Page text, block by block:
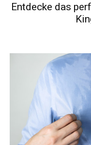
Entdecke das